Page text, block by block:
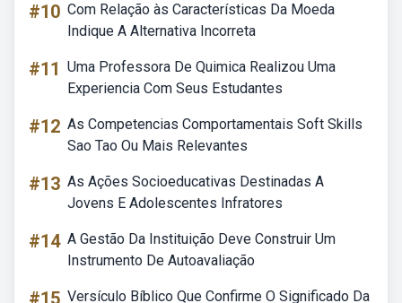
#10 Com Relação às Características Da Moeda
Indique A Alternativa Incorreta
#11 Uma Professora De Quimica Realizou Uma
Experiencia Com Seus Estudantes
#12 As Competencias Comportamentais Soft Skills
Sao Tao Ou Mais Relevantes
#13 As Ações Socioeducativas Destinadas A
Jovens E Adolescentes Infratores
#14 A Gestão Da Instituição Deve Construir Um
Instrumento De Autoavaliação
#15 Versículo Bíblico Que Confirme O Significado Da